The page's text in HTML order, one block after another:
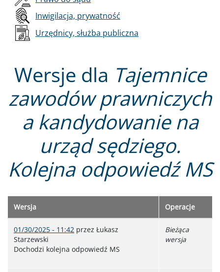
Wersje dla Tajemnice
zawodów prawniczych
a kandydowanie na
urząd sędziego.
Kolejna odpowiedź MS
Wersja Operacje
01/30/2025 - 11:42 przez Łukasz
Starzewski
Dochodzi kolejna odpowiedź MS
Bieżąca
wersja
Inwigilacja, prywatność
Urzędnicy, służba publiczna